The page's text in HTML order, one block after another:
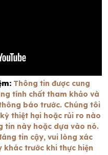
Thông tin được cung
tính chất tham khảo và
báo trước. Chúng tôi
thiệt hại hoặc rủi ro nào
tin này hoặc dựa vào nó.
tin cậy, vui lòng xác
trước khi thực hiện